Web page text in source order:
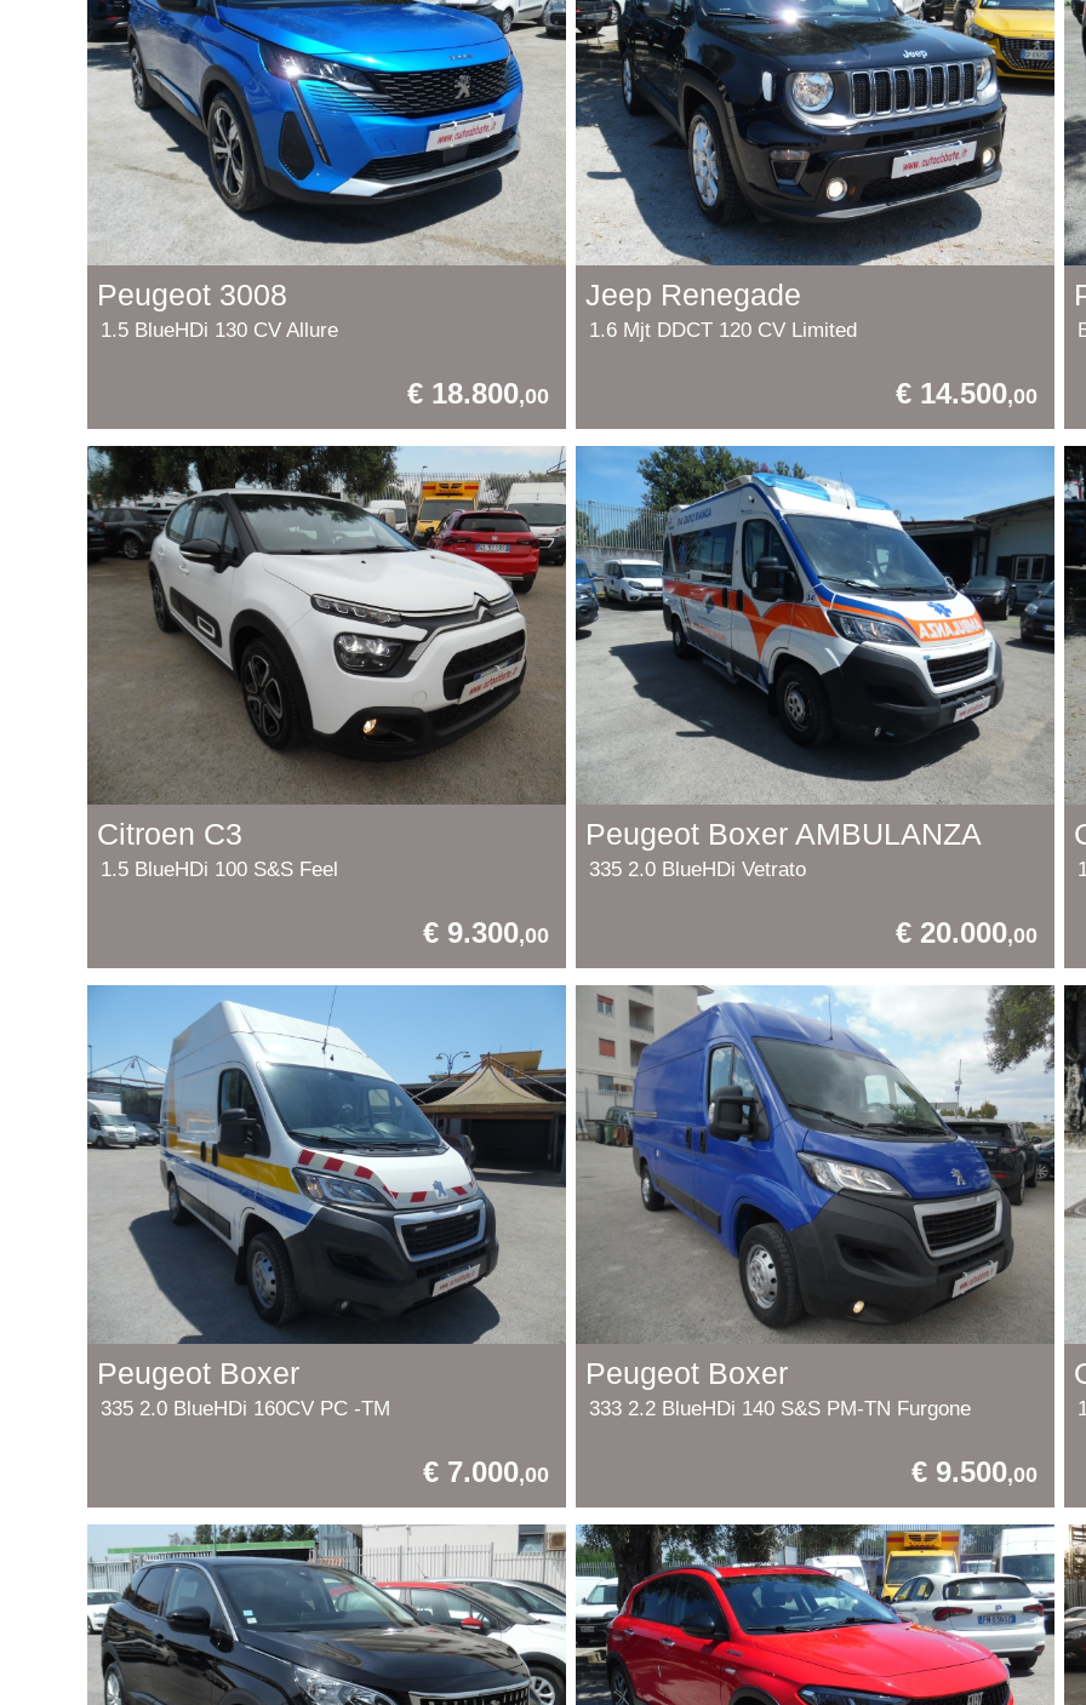
Peugeot 3008
1.5 BlueHDi 130 CV Allure
€ 18.800,00
Jeep Renegade
1.6 Mjt DDCT 120 CV Limited
€ 14.500,00
Citroen C3
1.5 BlueHDi 100 S&S Feel
€ 9.300,00
Peugeot Boxer AMBULANZA
335 2.0 BlueHDi Vetrato
€ 20.000,00
Peugeot Boxer
335 2.0 BlueHDi 160CV PC -TM
€ 7.000,00
Peugeot Boxer
333 2.2 BlueHDi 140 S&S PM-TN Furgone
€ 9.500,00